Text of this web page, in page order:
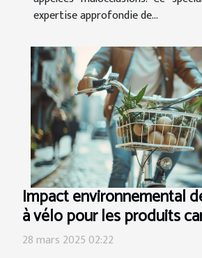
expertise approfondie de...
Impact environnemental
à vélo pour les produits
28 mars 2025 02:22